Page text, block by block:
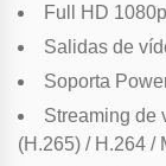
Full HD
Salidas de
Soporta
Streaming de
(H.265) / H.264 /